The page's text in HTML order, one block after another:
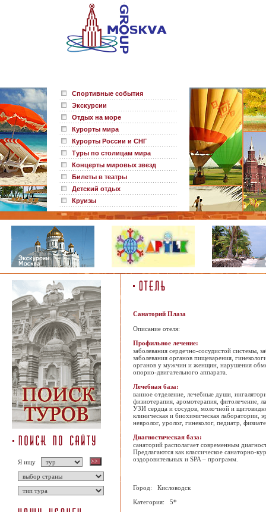
Спортивные события
Экскурсии
Отдых на море
Курорты мира
Курорты России и СНГ
Туры по столицам мира
Концерты мировых звезд
Билеты в театры
Детский отдых
Круизы
Я ищу
Санаторий Плаза
Описание отеля:
Профильное лечение:
заболевания сердечно-сосудистой системы,
заболевания органов пищеварения,
органов у мужчин и женщин, нарушения
опорно-двигательного аппарата.
Лечебная база:
ванное отделение, лечебные души,
физиотерапия, аромотерапия, фитолечение,
УЗИ сердца и сосудов, молочной и
клиническая и биохимическая лаборатории,
невролог, уролог, гинеколог, педиатр,
Диагностическая база:
санаторий располагает современным
Предлагаются как классическое санаторно-
оздоровительных и SPA – программ.
Город: Кисловодск
Категория: 5*